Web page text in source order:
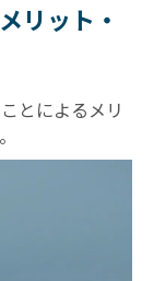
リット・
とによるメリ